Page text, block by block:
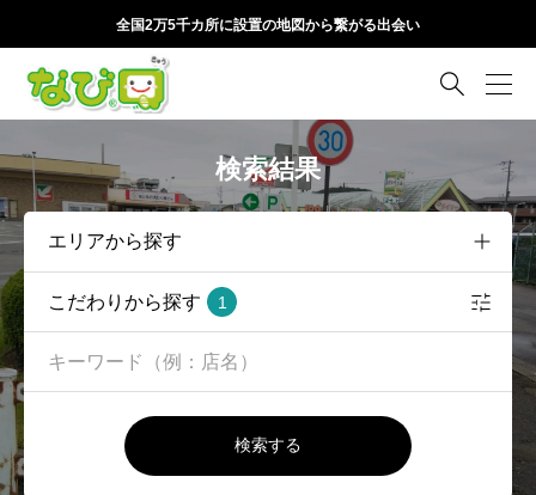
全国2万5千カ所に設置の地図から繋がる出会い

検索結果
こだわりから探す 1
検索する